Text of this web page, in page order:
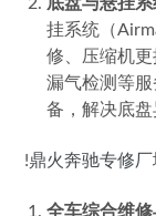
挂系统（
修、压缩机
漏气检测等
备，解决底盘
   !
鼎火奔驰专修厂
全车综合维